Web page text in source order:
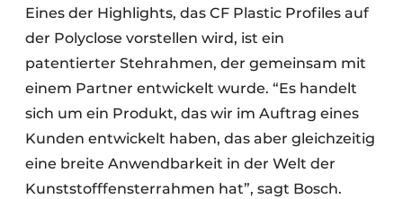
Eines der Highlights, das CF Plastic Profiles auf
der Polyclose vorstellen wird, ist ein
patentierter Stehrahmen, der gemeinsam mit
einem Partner entwickelt wurde. “Es handelt
sich um ein Produkt, das wir im Auftrag eines
Kunden entwickelt haben, das aber gleichzeitig
eine breite Anwendbarkeit in der Welt der
Kunststofffensterrahmen hat”, sagt Bosch.